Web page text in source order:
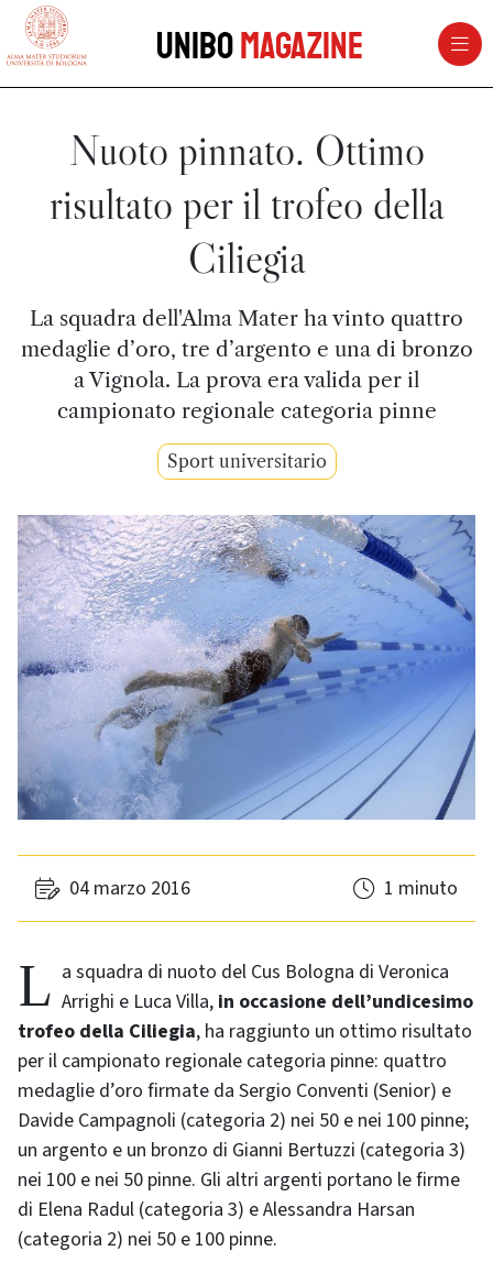
vai al contenuto della pagina
UniboMagazine
Nuoto pinnato. Ottimo
risultato per il trofeo della
Ciliegia
La squadra dell'Alma Mater ha vinto quattro
medaglie d’oro, tre d’argento e una di bronzo
a Vignola. La prova era valida per il
campionato regionale categoria pinne
Sport universitario
04 marzo 2016 1 minuto
La squadra di nuoto del Cus Bologna di Veronica Arrighi e Luca Villa, in occasione dell’undicesimo
trofeo della Ciliegia, ha raggiunto un ottimo risultato
per il campionato regionale categoria pinne: quattro
medaglie d’oro firmate da Sergio Conventi (Senior) e
Davide Campagnoli (categoria 2) nei 50 e nei 100 pinne;
un argento e un bronzo di Gianni Bertuzzi (categoria 3)
nei 100 e nei 50 pinne. Gli altri argenti portano le firme
di Elena Radul (categoria 3) e Alessandra Harsan
(categoria 2) nei 50 e 100 pinne.